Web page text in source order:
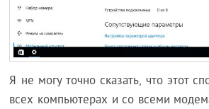
Я не могу точно сказать, что этот
всех компьютерах и со всеми